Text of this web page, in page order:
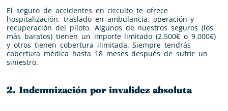
El seguro de accidentes en circuito te ofrece
hospitalización, traslado en ambulancia, operación y
recuperación del piloto. Algunos de nuestros seguros (los
más baratos) tienen un importe limitado (2.500€ o 9.000€)
y otros tienen cobertura ilimitada. Siempre tendrás
cobertura médica hasta 18 meses después de sufrir un
siniestro.
2. Indemnización por invalidez absoluta